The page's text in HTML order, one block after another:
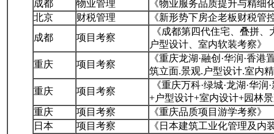
成都
物业管理
《物业服务品质提升与精细
北京
财税管理
《新形势下房企老板财税管
成都
项目考察
《成都第四代住宅、叠拼、
户型设计、室内软装考察》
重庆
项目考察
《重庆龙湖·融创·华润·香
筑立面.景观.户型设计.室内
重庆
项目考察
《重庆万科·绿城·龙湖·华
+户型设计+室内设计+园林
重庆
项目考察
《重庆品质项目游学考察》
日本
项目考察
《日本建筑工业化管理及内